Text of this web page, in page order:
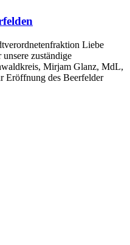
Liebe
zuständige
Mirjam Glanz, MdL,
Eröffnung des Beerfelder